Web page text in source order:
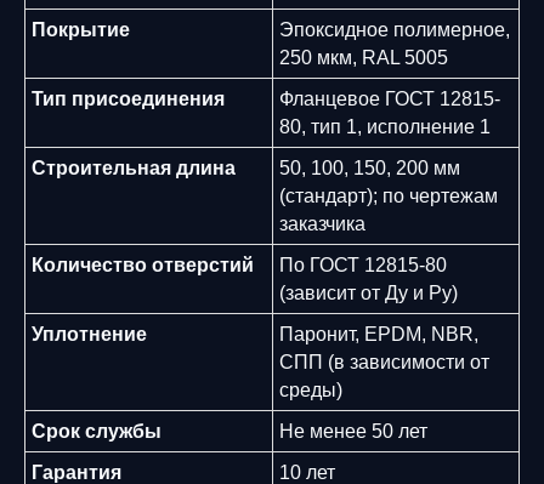
Покрытие
Эпоксидное полимерное,
250 мкм, RAL 5005
Тип присоединения
Фланцевое ГОСТ 12815-
80, тип 1, исполнение 1
Строительная длина
50, 100, 150, 200 мм
(стандарт); по чертежам
заказчика
Количество отверстий
По ГОСТ 12815-80
(зависит от Ду и Ру)
Уплотнение
Паронит, EPDM, NBR,
СПП (в зависимости от
среды)
Срок службы
Не менее 50 лет
Гарантия
10 лет